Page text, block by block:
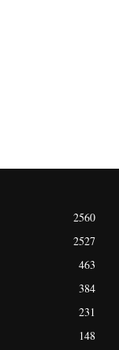
2560
2527
463
384
231
148